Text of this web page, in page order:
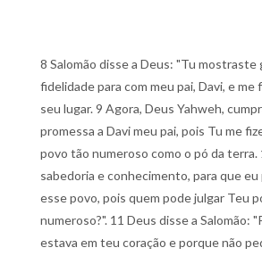
8 Salomão disse a Deus: "Tu mostraste
fidelidade para com meu pai, Davi, e me
seu lugar. 9 Agora, Deus Yahweh,
promessa a Davi meu pai, pois Tu me
povo tão numeroso como o pó da terra.
sabedoria e conhecimento, para que eu
esse povo, pois quem pode julgar Teu
numeroso?". 11 Deus disse a Salomão:
estava em teu coração e porque não